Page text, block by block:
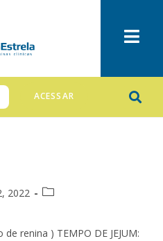
ACESSAR
2022
renina ) TEMPO DE JEJUM: